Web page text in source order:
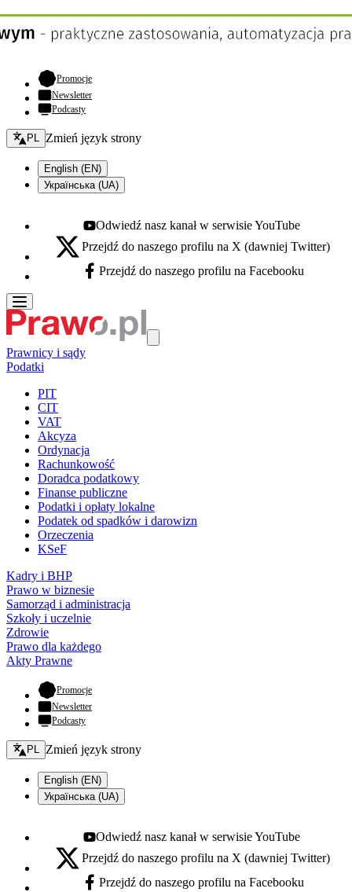
Promocje- otwiera się w nowej karcie
Newsletter
Podcasty
Zmień język - bieżący:
PL Zmień język strony
English (EN)
Українська (UA)
Youtube - otwiera się w nowej karcie
Odwiedź nasz kanał w serwisie YouTube
X - otwiera się w nowej karcie
Przejdź do naszego profilu na X (dawniej Twitter)
Facebook - otwiera się w nowej karcie
Przejdź do naszego profilu na Facebooku
Prawnicy i sądy
Podatki
PIT
CIT
VAT
Akcyza
Ordynacja
Rachunkowość
Doradca podatkowy
Finanse publiczne
Podatki i opłaty lokalne
Podatek od spadków i darowizn
Orzeczenia
KSeF
Kadry i BHP
Prawo w biznesie
Samorząd i administracja
Szkoły i uczelnie
Zdrowie
Prawo dla każdego
Akty Prawne
Promocje- otwiera się w nowej karcie
Newsletter
Podcasty
Zmień język - bieżący:
PL Zmień język strony
English (EN)
Українська (UA)
Youtube - otwiera się w nowej karcie
Odwiedź nasz kanał w serwisie YouTube
X - otwiera się w nowej karcie
Przejdź do naszego profilu na X (dawniej Twitter)
Facebook - otwiera się w nowej karcie
Przejdź do naszego profilu na Facebooku